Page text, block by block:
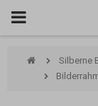
Silberne